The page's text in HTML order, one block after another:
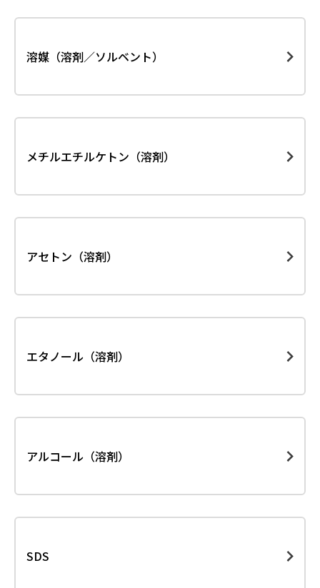
溶媒（溶剤／ソルベント）
メチルエチルケトン（溶剤）
アセトン（溶剤）
エタノール（溶剤）
アルコール（溶剤）
SDS